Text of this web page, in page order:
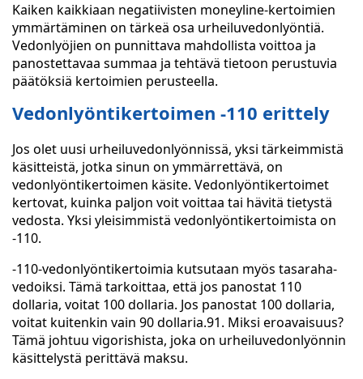
Kaiken kaikkiaan negatiivisten moneyline-kertoimien
ymmärtäminen on tärkeä osa urheiluvedonlyöntiä.
Vedonlyöjien on punnittava mahdollista voittoa ja
panostettavaa summaa ja tehtävä tietoon perustuvia
päätöksiä kertoimien perusteella.
Vedonlyöntikertoimen -110 erittely
Jos olet uusi urheiluvedonlyönnissä, yksi tärkeimmistä
käsitteistä, jotka sinun on ymmärrettävä, on
vedonlyöntikertoimen käsite. Vedonlyöntikertoimet
kertovat, kuinka paljon voit voittaa tai hävitä tietystä
vedosta. Yksi yleisimmistä vedonlyöntikertoimista on
-110.
-110-vedonlyöntikertoimia kutsutaan myös tasaraha-
vedoiksi. Tämä tarkoittaa, että jos panostat 110
dollaria, voitat 100 dollaria. Jos panostat 100 dollaria,
voitat kuitenkin vain 90 dollaria.91. Miksi eroavaisuus?
Tämä johtuu vigorishista, joka on urheiluvedonlyönnin
käsittelystä perittävä maksu.